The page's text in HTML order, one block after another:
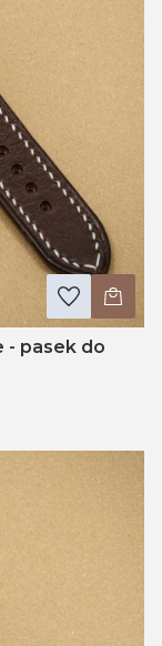
- pasek do